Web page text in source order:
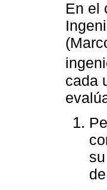
En el
cada